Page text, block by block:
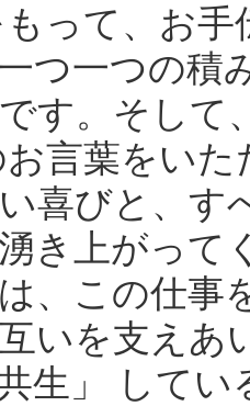
って、お
つ一つの積
す。そして
お言葉をい
喜びと、す
き上がって
、この仕事
いを支えあ
生」 して